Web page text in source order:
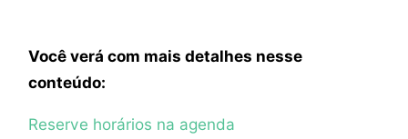
Você verá com mais detalhes nesse
conteúdo:
Reserve horários na agenda